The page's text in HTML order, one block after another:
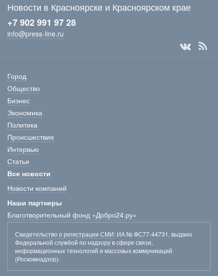
Новости в Красноярске и Красноярском крае
+7 902 991 97 28
info@press-line.ru
Город
Общество
Бизнес
Экономика
Политика
Происшествия
Интервью
Статьи
Все новости
Новости компаний
Наши партнеры
Благотворительный фонд «Добро24.ру»
Свидетельство о регистрации СМИ: ИА № ФС77-44731, выдано
Федеральной службой по надзору в сфере связи,
информационных технологий и массовых коммуникаций
(Роскомнадзор).